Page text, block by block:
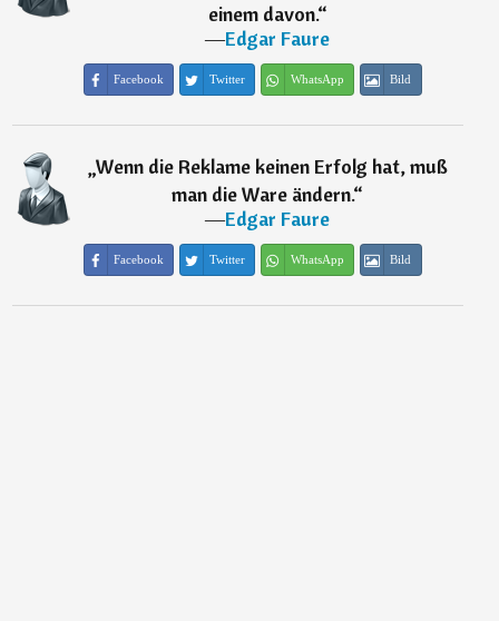
einem davon.“
―Edgar Faure
Facebook Twitter WhatsApp Bild
„Wenn die Reklame keinen Erfolg hat, muß
man die Ware ändern.“
―Edgar Faure
Facebook Twitter WhatsApp Bild